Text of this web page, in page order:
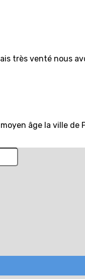
très venté nous
âge la ville